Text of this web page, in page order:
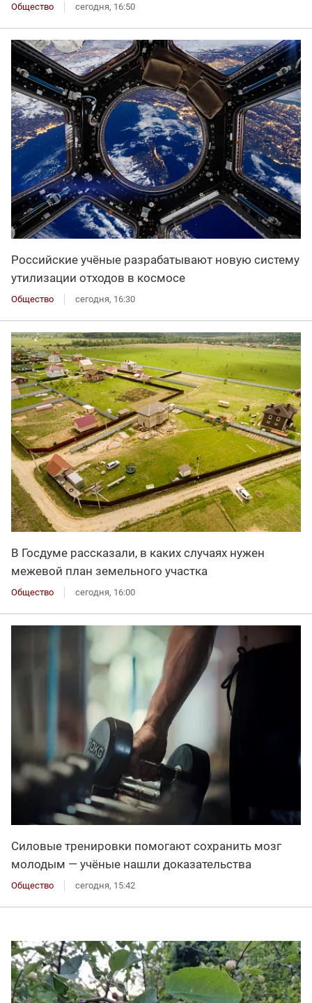
Общество сегодня, 16:50
Российские учёные разрабатывают новую систему
утилизации отходов в космосе
Общество сегодня, 16:30
В Госдуме рассказали, в каких случаях нужен
межевой план земельного участка
Общество сегодня, 16:00
Силовые тренировки помогают сохранить мозг
молодым — учёные нашли доказательства
Общество сегодня, 15:42